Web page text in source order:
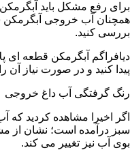
برای رفع مشکل باید
همچنان آب خروجی آبگرمکن
بررسی کنید.
دیافراگم آبگرمکن قطعه ای
پیدا کنید و در صورت نیاز آن
رنگ گرفتگی آب داغ خروجی
اگر اخیرا مشاهده کردید که
سبز درآمده است؛ نشان
بوی آب نیز تغییر می کند.